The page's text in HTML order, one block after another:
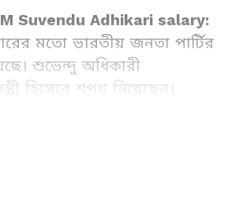
Suvendu Adhikari salary:
মতো ভারতীয় জনতা পার্টির
শুভেন্দু অধিকারী
হিসেবে শপথ নিয়েছেন।